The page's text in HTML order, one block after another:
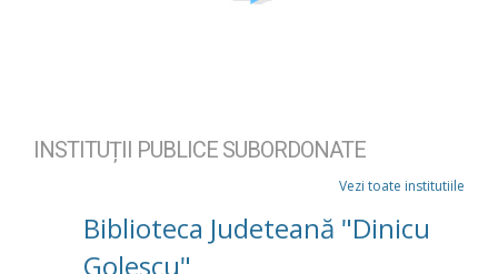
INSTITUȚII PUBLICE SUBORDONATE
Vezi toate institutiile
Biblioteca Judeteană "Dinicu
Golescu"